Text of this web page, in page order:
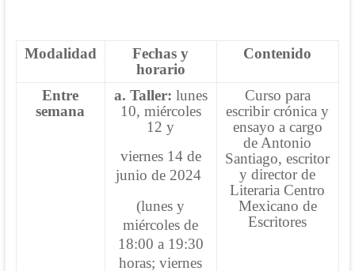
Modalidad
Fechas y
horario
Contenido
Entre
semana
a. Taller: lunes
10, miércoles
12 y
viernes 14 de
junio de 2024
(lunes y
miércoles de
18:00 a 19:30
horas; viernes
Curso para
escribir crónica y
ensayo a cargo
de Antonio
Santiago, escritor
y director de
Literaria Centro
Mexicano de
Escritores